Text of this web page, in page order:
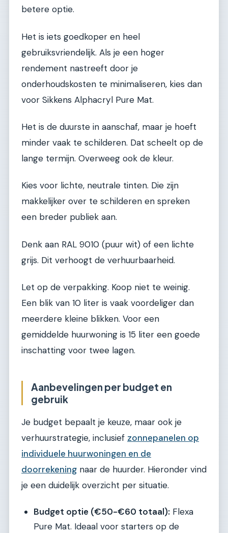
betere optie.
Het is iets goedkoper en heel
gebruiksvriendelijk. Als je een hoger
rendement nastreeft door je
onderhoudskosten te minimaliseren, kies dan
voor Sikkens Alphacryl Pure Mat.
Het is de duurste in aanschaf, maar je hoeft
minder vaak te schilderen. Dat scheelt op de
lange termijn. Overweeg ook de kleur.
Kies voor lichte, neutrale tinten. Die zijn
makkelijker over te schilderen en spreken
een breder publiek aan.
Denk aan RAL 9010 (puur wit) of een lichte
grijs. Dit verhoogt de verhuurbaarheid.
Let op de verpakking. Koop niet te weinig.
Een blik van 10 liter is vaak voordeliger dan
meerdere kleine blikken. Voor een
gemiddelde huurwoning is 15 liter een goede
inschatting voor twee lagen.
Aanbevelingen per budget en
gebruik
Je budget bepaalt je keuze, maar ook je
verhuurstrategie, inclusief zonnepanelen op
individuele huurwoningen en de
doorrekening naar de huurder. Hieronder vind
je een duidelijk overzicht per situatie.
Budget optie (€50-€60 totaal): Flexa
Pure Mat. Ideaal voor starters op de